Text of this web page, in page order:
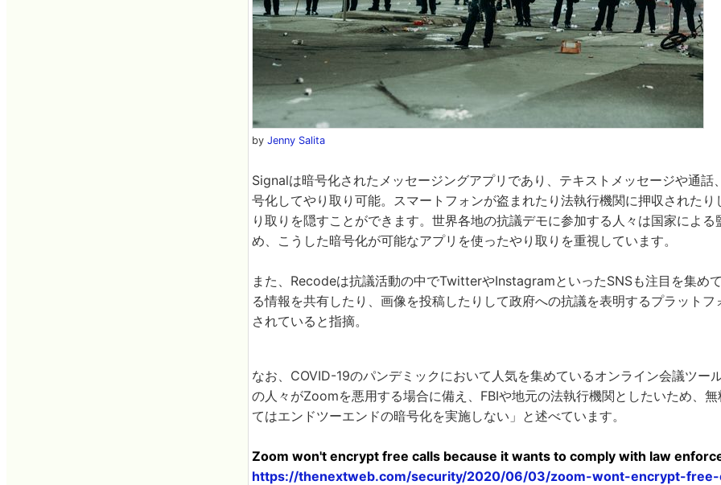
by Jenny Salita
Signalは暗号化されたメッセージングアプリであり、テキストメッセージや通話
号化してやり取り可能。スマートフォンが盗まれたり法執行機関に押収されたり
り取りを隠すことができます。世界各地の抗議デモに参加する人々は国家による
め、こうした暗号化が可能なアプリを使ったやり取りを重視しています。
また、Recodeは抗議活動の中でTwitterやInstagramといったSNSも注目を集め
る情報を共有したり、画像を投稿したりして政府への抗議を表明するプラットフ
されていると指摘。
なお、COVID-19のパンデミックにおいて人気を集めているオンライン会議ツー
の人々がZoomを悪用する場合に備え、FBIや地元の法執行機関としたいため、
てはエンドツーエンドの暗号化を実施しない」と述べています。
Zoom won't encrypt free calls because it wants to comply with law
https://thenextweb.com/security/2020/06/03/zoom-wont-encrypt-